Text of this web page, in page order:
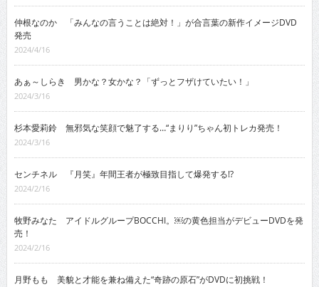
仲根なのか 「みんなの言うことは絶対！」が合言葉の新作イメージDVD
発売
2024/4/16
あぁ～しらき 男かな？女かな？「ずっとフザけていたい！」
2024/3/16
杉本愛莉鈴 無邪気な笑顔で魅了する…“まりり”ちゃん初トレカ発売！
2024/3/16
センチネル 『月笑』年間王者が極致目指して爆発する!?
2024/2/16
牧野みなた アイドルグループBOCCHI。￼の黄色担当がデビューDVDを発
売！
2024/2/16
月野もも 美貌と才能を兼ね備えた“奇跡の原石”がDVDに初挑戦！